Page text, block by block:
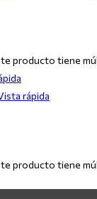
producto tiene
rápida
producto tiene